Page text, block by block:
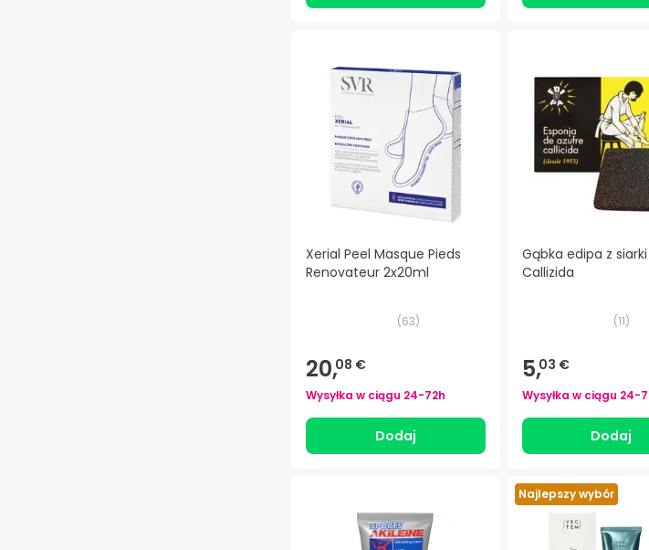
Xerial Peel Masque Pieds
Renovateur 2x20ml
(63)
20,08 €
Wysyłka w ciągu 24-72h
Dodaj
Gąbka edipa z siarki
Callizida
(11)
5,03 €
Wysyłka w ciągu 24-
Dodaj
Najlepszy wybór